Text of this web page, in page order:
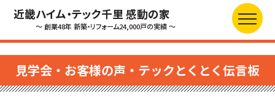
近畿ハイム・テック千里 感動の家
～ 創業48年 新築・リフォーム24,000戸の実績 ～
見学会・お客様の声・テックとくとく伝言板